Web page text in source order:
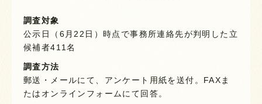
調査対象
公示日（6月22日）時点で事務所連絡先が判明した立
候補者411名
調査方法
郵送・メールにて、アンケート用紙を送付。FAXま
たはオンラインフォームにて回答。